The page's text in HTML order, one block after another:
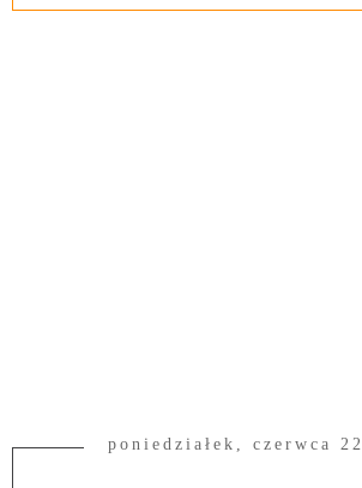
poniedziałek, czerwca